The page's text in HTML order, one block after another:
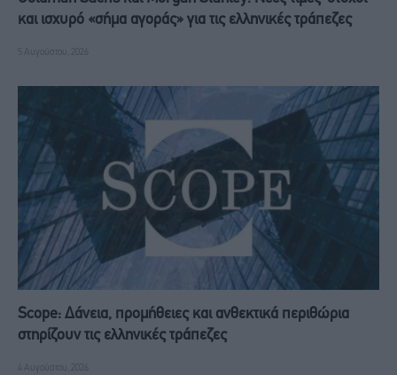
και ισχυρό «σήμα αγοράς» για τις ελληνικές τράπεζες
5 Αυγούστου, 2026
Scope: Δάνεια, προμήθειες και ανθεκτικά περιθώρια
στηρίζουν τις ελληνικές τράπεζες
4 Αυγούστου, 2026